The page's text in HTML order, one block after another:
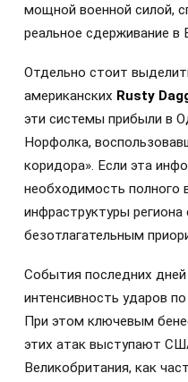
мощной военной силой,
реальное сдерживание в
Отдельно стоит
американских Rusty
эти системы прибыли в
Норфолка,
коридора». Если эта
необходимость полного
инфраструктуры
безотлагательным
События последних
интенсивность ударов
При этом ключевым
этих атак выступают
Великобритания, как